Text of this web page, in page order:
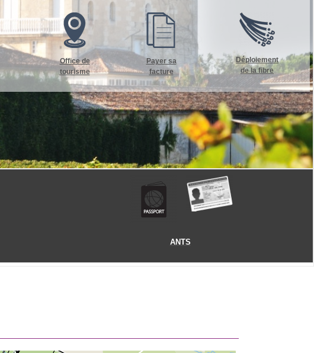
Office de
tourisme
Payer sa
facture
Déploiement
de la fibre
ANTS